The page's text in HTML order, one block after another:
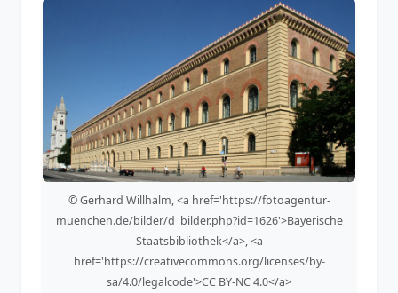
© Gerhard Willhalm, <a href='https://fotoagentur-
muenchen.de/bilder/d_bilder.php?id=1626'>Bayerische
Staatsbibliothek</a>, <a
href='https://creativecommons.org/licenses/by-
sa/4.0/legalcode'>CC BY-NC 4.0</a>